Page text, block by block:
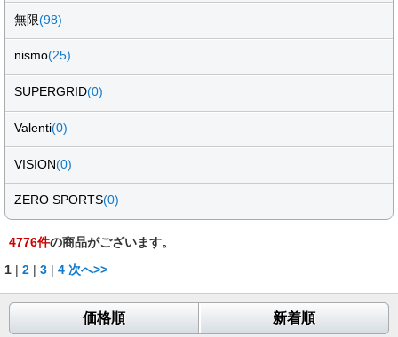
無限(98)
nismo(25)
SUPERGRID(0)
Valenti(0)
VISION(0)
ZERO SPORTS(0)
4776件の商品がございます。
1 | 2 | 3 | 4 次へ>>
価格順 新着順